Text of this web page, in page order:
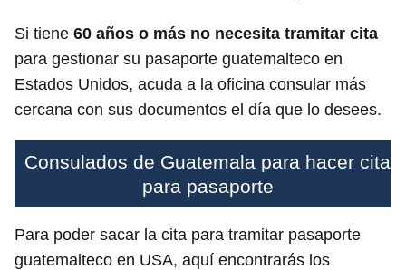
Si tiene 60 años o más no necesita tramitar cita
para gestionar su pasaporte guatemalteco en
Estados Unidos, acuda a la oficina consular más
cercana con sus documentos el día que lo desees.
Consulados de Guatemala para hacer cita
para pasaporte
Para poder sacar la cita para tramitar pasaporte
guatemalteco en USA, aquí encontrarás los